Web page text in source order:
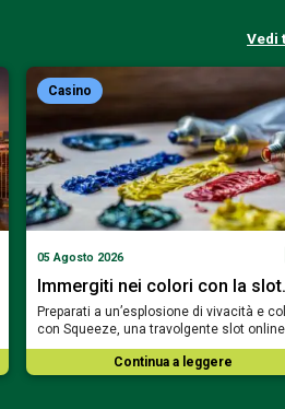
Vedi
Casino
05 Agosto 2026
Immergiti nei colori con la
Preparati a un’esplosione di vivacità e
con Squeeze, una travolgente slot
Continua a leggere